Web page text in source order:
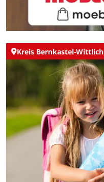
Kreis Bernkastel-Wittlich